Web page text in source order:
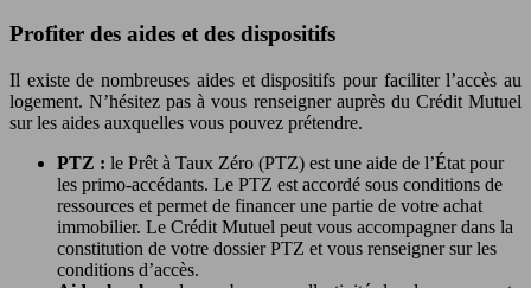
Profiter des aides et des dispositifs
Il existe de nombreuses aides et dispositifs pour faciliter l’accès au
logement. N’hésitez pas à vous renseigner auprès du Crédit Mutuel
sur les aides auxquelles vous pouvez prétendre.
PTZ : le Prêt à Taux Zéro (PTZ) est une aide de l’État pour
les primo-accédants. Le PTZ est accordé sous conditions de
ressources et permet de financer une partie de votre achat
immobilier. Le Crédit Mutuel peut vous accompagner dans la
constitution de votre dossier PTZ et vous renseigner sur les
conditions d’accès.